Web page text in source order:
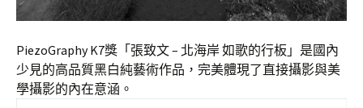
PiezoGraphy K7獎「張致文 – 北海岸 如歌的行板」是國內
少見的高品質黑白純藝術作品，完美體現了直接攝影與美
學攝影的內在意涵。